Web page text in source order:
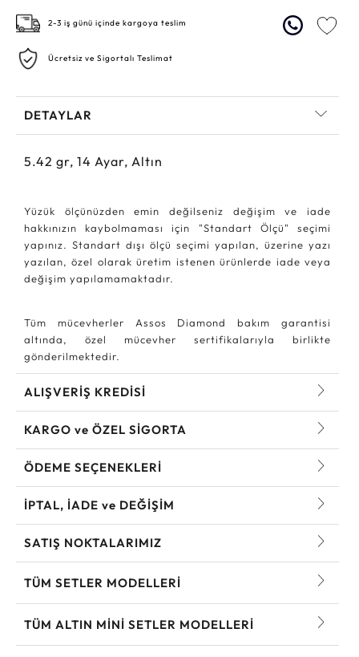
2-3 iş günü içinde kargoya teslim
Ücretsiz ve Sigortalı Teslimat
DETAYLAR
5.42 gr, 14 Ayar, Altın
Yüzük ölçünüzden emin değilseniz değişim ve iade
hakkınızın kaybolmaması için "Standart Ölçü" seçimi
yapınız. Standart dışı ölçü seçimi yapılan, üzerine yazı
yazılan, özel olarak üretim istenen ürünlerde iade veya
değişim yapılamamaktadır.
Tüm mücevherler Assos Diamond bakım garantisi
altında, özel mücevher sertifikalarıyla birlikte
gönderilmektedir.
ALIŞVERİŞ KREDİSİ
KARGO ve ÖZEL SİGORTA
ÖDEME SEÇENEKLERİ
İPTAL, İADE ve DEĞİŞİM
SATIŞ NOKTALARIMIZ
TÜM SETLER MODELLERI
TÜM ALTIN MINI SETLER MODELLERI